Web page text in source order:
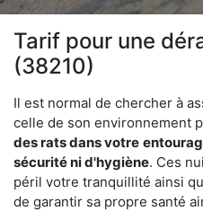
Tarif pour une
(38210)
Il est normal de chercher à
celle de son environnement
des rats dans votre
sécurité ni d'hygiène. Ces
péril votre tranquillité ainsi
de garantir sa propre santé